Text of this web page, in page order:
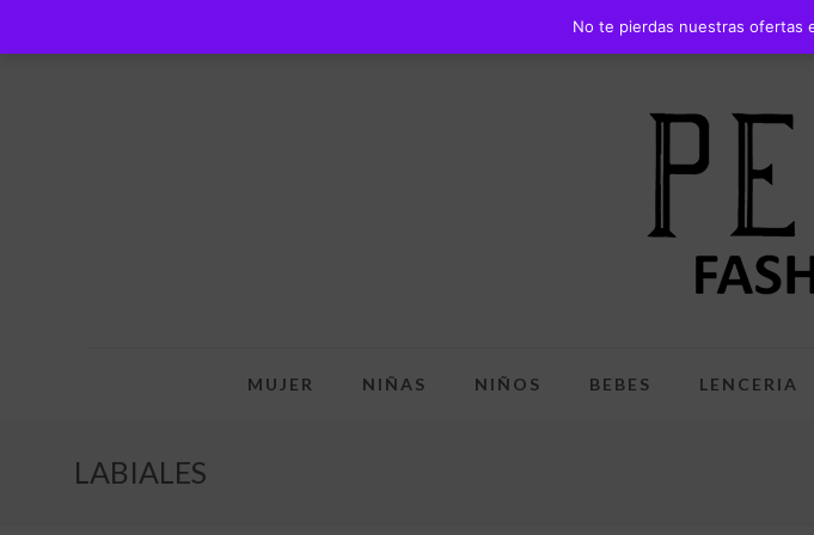
MUJER NIÑAS NIÑOS BEBES LENCERIA
LABIALES
No te pierdas nuestras ofertas